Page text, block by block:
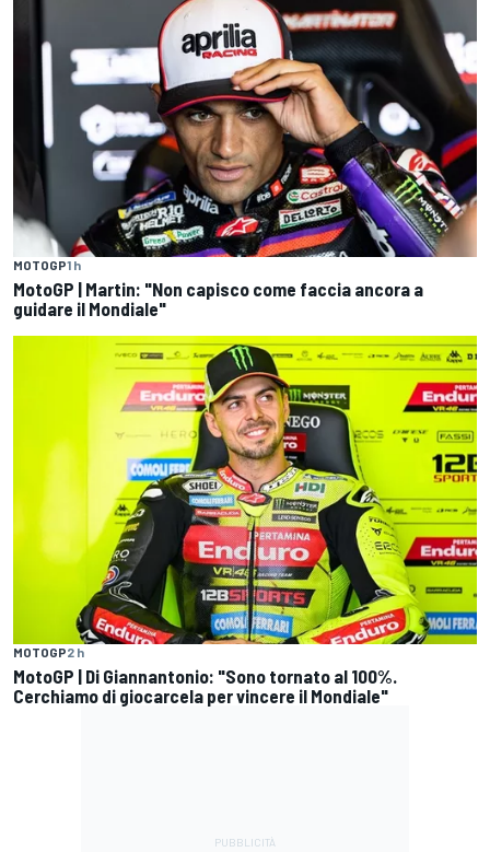
MOTOGP1 h
MotoGP | Martin: "Non capisco come faccia ancora a
guidare il Mondiale"
MOTOGP2 h
MotoGP | Di Giannantonio: "Sono tornato al 100%.
Cerchiamo di giocarcela per vincere il Mondiale"